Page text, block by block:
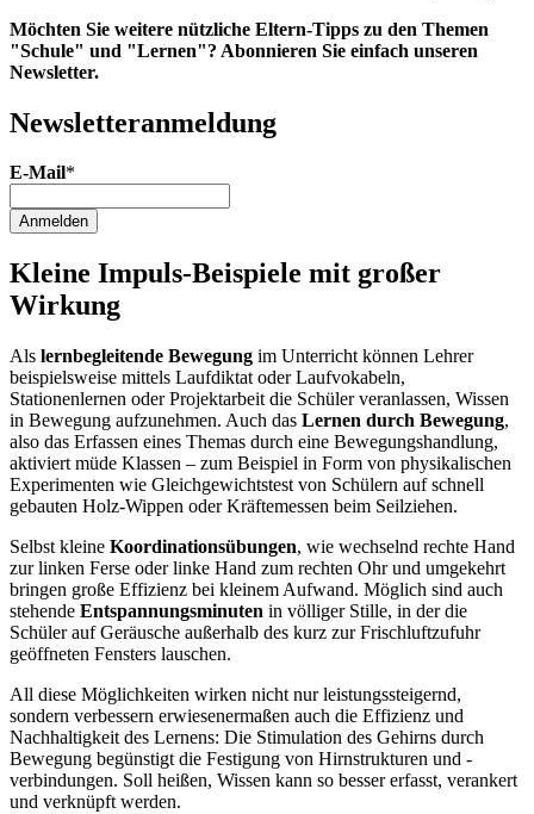
Möchten Sie weitere nützliche Eltern-Tipps zu den Themen
"Schule" und "Lernen"? Abonnieren Sie einfach unseren
Newsletter.
Newsletter­anmeldung
E-Mail*
Anmelden
Kleine Impuls-Beispiele mit großer
Wirkung
Als lernbegleitende Bewegung im Unterricht können Lehrer
beispielsweise mittels Laufdiktat oder Laufvokabeln,
Stationenlernen oder Projektarbeit die Schüler veranlassen, Wissen
in Bewegung aufzunehmen. Auch das Lernen durch Bewegung,
also das Erfassen eines Themas durch eine Bewegungshandlung,
aktiviert müde Klassen – zum Beispiel in Form von physikalischen
Experimenten wie Gleichgewichtstest von Schülern auf schnell
gebauten Holz-Wippen oder Kräftemessen beim Seilziehen.
Selbst kleine Koordinationsübungen, wie wechselnd rechte Hand
zur linken Ferse oder linke Hand zum rechten Ohr und umgekehrt
bringen große Effizienz bei kleinem Aufwand. Möglich sind auch
stehende Entspannungsminuten in völliger Stille, in der die
Schüler auf Geräusche außerhalb des kurz zur Frischluftzufuhr
geöffneten Fensters lauschen.
All diese Möglichkeiten wirken nicht nur leistungssteigernd,
sondern verbessern erwiesenermaßen auch die Effizienz und
Nachhaltigkeit des Lernens: Die Stimulation des Gehirns durch
Bewegung begünstigt die Festigung von Hirnstrukturen und -
verbindungen. Soll heißen, Wissen kann so besser erfasst, verankert
und verknüpft werden.